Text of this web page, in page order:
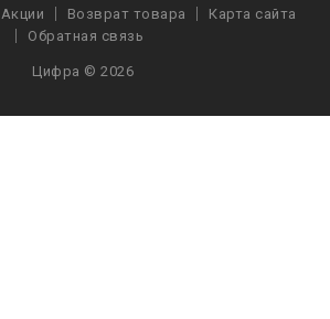
Акции Возврат товара
Карта сайта
Обратная связь
Цифра © 2026